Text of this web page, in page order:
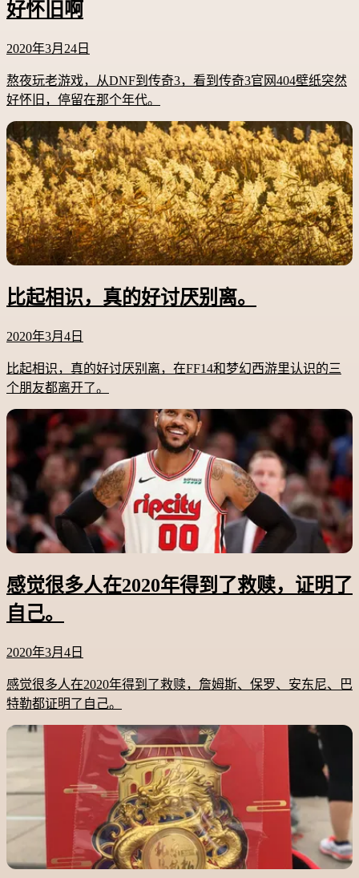
好怀旧啊
2020年3月24日
熬夜玩老游戏，从DNF到传奇3，看到传奇3官网404壁纸突然
好怀旧，停留在那个年代。
比起相识，真的好讨厌别离。
2020年3月4日
比起相识，真的好讨厌别离，在FF14和梦幻西游里认识的三
个朋友都离开了。
感觉很多人在2020年得到了救赎，证明了
自己。
2020年3月4日
感觉很多人在2020年得到了救赎，詹姆斯、保罗、安东尼、巴
特勒都证明了自己。